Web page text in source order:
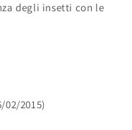
degli insetti con le
02/2015)